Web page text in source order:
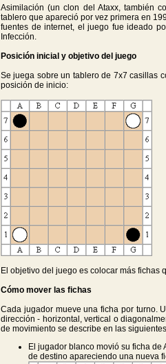
Asimilación (un clon del Ataxx, también
tablero que apareció por vez primera en
fuentes de internet, el juego fue ideado
Infección.
Posición inicial y objetivo del juego
Se juega sobre un tablero de 7x7 casillas
posición de inicio:
El objetivo del juego es colocar más fichas
Cómo mover las fichas
Cada jugador mueve una ficha por turno.
dirección - horizontal, vertical o
de movimiento se describe en las
El jugador blanco movió su ficha de
de destino apareciendo una nueva